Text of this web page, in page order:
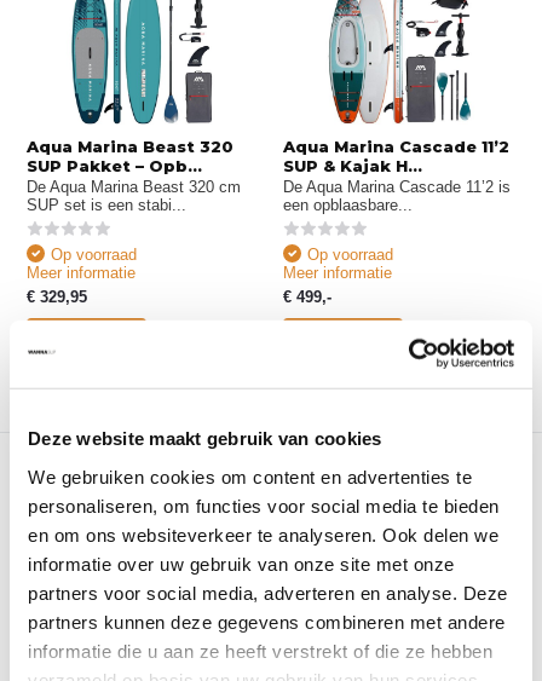
Deze website maakt gebruik van cookies
We gebruiken cookies om content en advertenties te
personaliseren, om functies voor social media te bieden
en om ons websiteverkeer te analyseren. Ook delen we
informatie over uw gebruik van onze site met onze
partners voor social media, adverteren en analyse. Deze
partners kunnen deze gegevens combineren met andere
informatie die u aan ze heeft verstrekt of die ze hebben
Aqua Marina Beast 320
SUP Pakket – Opb...
De Aqua Marina Beast 320 cm
SUP set is een stabi...
Op voorraad
Meer informatie
€ 329,95
Aqua Marina Cascade 11’2
SUP & Kajak H...
De Aqua Marina Cascade 11’2 is
een opblaasbare...
Op voorraad
Meer informatie
€ 499,-
Aqua Marina Hyper 11’6
Touring SUP Boa...
Fanatic Ray Air SLT
Touring SUP Set – ...